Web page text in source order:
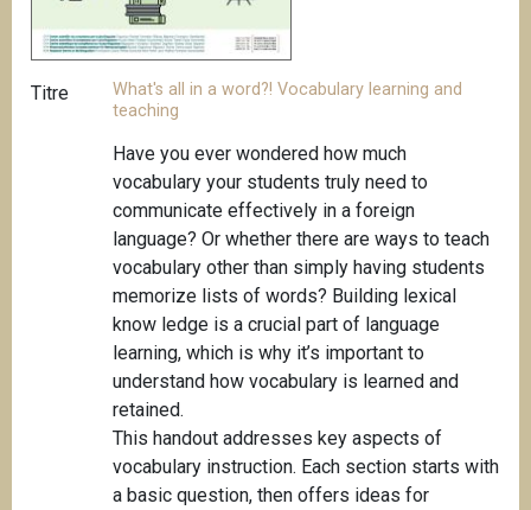
Titre
What's all in a word?! Vocabulary learning and
teaching
Have you ever wondered how much
vocabulary your students truly need to
communicate effectively in a foreign
language? Or whether there are ways to teach
vocabulary other than simply having students
memorize lists of words? Building lexical
know ledge is a crucial part of language
learning, which is why it’s important to
understand how vocabulary is learned and
retained.
This handout addresses key aspects of
vocabulary instruction. Each section starts with
a basic question, then offers ideas for